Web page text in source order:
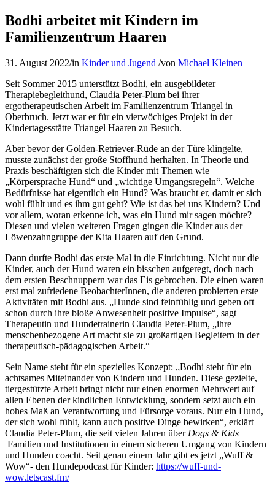
Bodhi arbeitet mit Kindern im
Familienzentrum Haaren
31. August 2022/in Kinder und Jugend /von Michael Kleinen
Seit Sommer 2015 unterstützt Bodhi, ein ausgebildeter
Therapiebegleithund, Claudia Peter-Plum bei ihrer
ergotherapeutischen Arbeit im Familienzentrum Triangel in
Oberbruch. Jetzt war er für ein vierwöchiges Projekt in der
Kindertagesstätte Triangel Haaren zu Besuch.
Aber bevor der Golden-Retriever-Rüde an der Türe klingelte,
musste zunächst der große Stoffhund herhalten. In Theorie und
Praxis beschäftigten sich die Kinder mit Themen wie
„Körpersprache Hund“ und „wichtige Umgangsregeln“. Welche
Bedürfnisse hat eigentlich ein Hund? Was braucht er, damit er sich
wohl fühlt und es ihm gut geht? Wie ist das bei uns Kindern? Und
vor allem, woran erkenne ich, was ein Hund mir sagen möchte?
Diesen und vielen weiteren Fragen gingen die Kinder aus der
Löwenzahngruppe der Kita Haaren auf den Grund.
Dann durfte Bodhi das erste Mal in die Einrichtung. Nicht nur die
Kinder, auch der Hund waren ein bisschen aufgeregt, doch nach
dem ersten Beschnuppern war das Eis gebrochen. Die einen waren
erst mal zufriedene BeobachterInnen, die anderen probierten erste
Aktivitäten mit Bodhi aus. „Hunde sind feinfühlig und geben oft
schon durch ihre bloße Anwesenheit positive Impulse“, sagt
Therapeutin und Hundetrainerin Claudia Peter-Plum, „ihre
menschenbezogene Art macht sie zu großartigen Begleitern in der
therapeutisch-pädagogischen Arbeit.“
Sein Name steht für ein spezielles Konzept: „Bodhi steht für ein
achtsames Miteinander von Kindern und Hunden. Diese gezielte,
tiergestützte Arbeit bringt nicht nur einen enormen Mehrwert auf
allen Ebenen der kindlichen Entwicklung, sondern setzt auch ein
hohes Maß an Verantwortung und Fürsorge voraus. Nur ein Hund,
der sich wohl fühlt, kann auch positive Dinge bewirken“, erklärt
Claudia Peter-Plum, die seit vielen Jahren über Dogs & Kids
Familien und Institutionen in einem sicheren Umgang von Kindern
und Hunden coacht. Seit genau einem Jahr gibt es jetzt „Wuff &
Wow“- den Hundepodcast für Kinder: https://wuff-und-
wow.letscast.fm/